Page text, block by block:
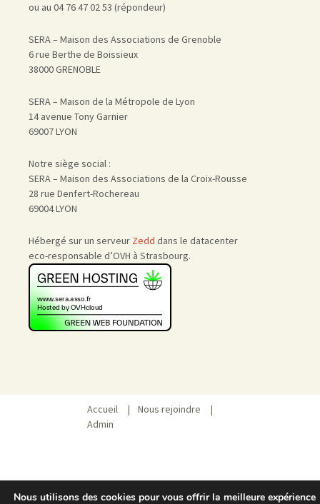
ou au 04 76 47 02 53 (répondeur)
SERA – Maison des Associations de Grenoble
6 rue Berthe de Boissieux
38000 GRENOBLE
SERA – Maison de la Métropole de Lyon
14 avenue Tony Garnier
69007 LYON
Notre siège social :
SERA – Maison des Associations de la Croix-Rousse
28 rue Denfert-Rochereau
69004 LYON
Hébergé sur un serveur Zedd dans le datacenter
eco-responsable d’OVH à Strasbourg.
Accueil | Nous rejoindre
|
Admin
Nous utilisons des cookies pour vous offrir la meilleure expérience